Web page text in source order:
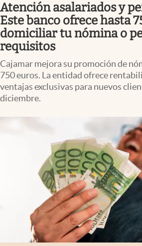
Atención asalariados y
Este banco ofrece hasta
domiciliar tu nómina o
requisitos
Cajamar mejora su promoción de
750 euros. La entidad ofrece
ventajas exclusivas para nuevos
diciembre.